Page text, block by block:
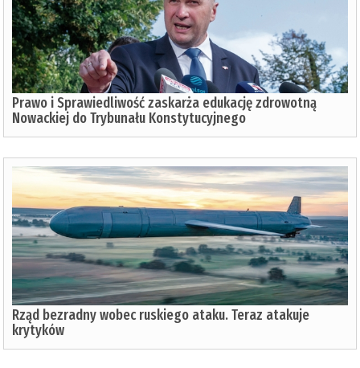
Prawo i Sprawiedliwość zaskarża edukację zdrowotną
Nowackiej do Trybunału Konstytucyjnego
Rząd bezradny wobec ruskiego ataku. Teraz atakuje
krytyków